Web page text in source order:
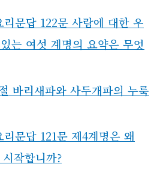
문답 123문 제5계명은 무엇
문답 122문 사람에 대한 우
는 여섯 계명의 요약은 무엇